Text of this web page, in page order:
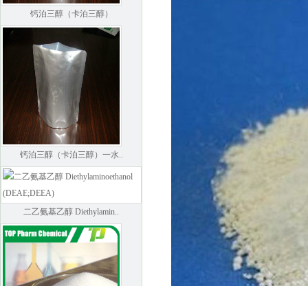
钙泊三醇（卡泊三醇）
钙泊三醇（卡泊三醇）一水..
二乙氨基乙醇 Diethylamin..